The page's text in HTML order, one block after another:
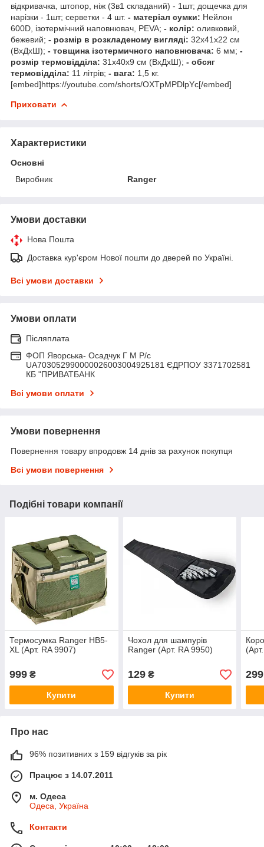
відкривачка, штопор, ніж (3в1 складаний) - 1шт; дощечка для
нарізки - 1шт; серветки - 4 шт. - матеріал сумки: Нейлон
600D, ізотермічний наповнювач, PEVA; - колір: оливковий,
бежевий; - розмір в розкладеному вигляді: 32х41х22 см
(ВхДхШ); - товщина ізотермичного наповнювача: 6 мм; -
розмір термовідділа: 31х40х9 см (ВхДхШ); - обсяг
термовідділа: 11 літрів; - вага: 1,5 кг.
[embed]https://youtube.com/shorts/OXTpMPDlpYc[/embed]
Приховати
Характеристики
Основні
Виробник
Ranger
Умови доставки
Нова Пошта
Доставка кур'єром Нової пошти до дверей по Україні.
Всі умови доставки
Умови оплати
Післяплата
ФОП Яворська- Осадчук Г М Р/c
UA703052990000026003004925181 ЄДРПОУ 3371702581
КБ "ПРИВАТБАНК
Всі умови оплати
Умови повернення
Повернення товару впродовж 14 днів за рахунок покупця
Всі умови повернення
Подібні товари компанії
Термосумка Ranger HB5-
XL (Арт. RA 9907)
999 ₴
Купити
Чохол для шампурів
Ranger (Арт. RA 9950)
129₴
Купити
299
Про нас
96% позитивних з 159 відгуків за рік
Працює з 14.07.2011
м. Одеса
Одеса, Україна
Контакти